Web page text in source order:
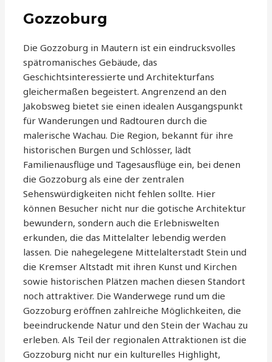
Gozzoburg
Die Gozzoburg in Mautern ist ein eindrucksvolles
spätromanisches Gebäude, das
Geschichtsinteressierte und Architekturfans
gleichermaßen begeistert. Angrenzend an den
Jakobsweg bietet sie einen idealen Ausgangspunkt
für Wanderungen und Radtouren durch die
malerische Wachau. Die Region, bekannt für ihre
historischen Burgen und Schlösser, lädt
Familienausflüge und Tagesausflüge ein, bei denen
die Gozzoburg als eine der zentralen
Sehenswürdigkeiten nicht fehlen sollte. Hier
können Besucher nicht nur die gotische Architektur
bewundern, sondern auch die Erlebniswelten
erkunden, die das Mittelalter lebendig werden
lassen. Die nahegelegene Mittelalterstadt Stein und
die Kremser Altstadt mit ihren Kunst und Kirchen
sowie historischen Plätzen machen diesen Standort
noch attraktiver. Die Wanderwege rund um die
Gozzoburg eröffnen zahlreiche Möglichkeiten, die
beeindruckende Natur und den Stein der Wachau zu
erleben. Als Teil der regionalen Attraktionen ist die
Gozzoburg nicht nur ein kulturelles Highlight,